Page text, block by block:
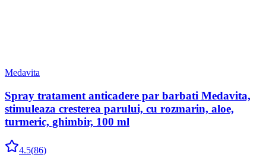
Medavita
Spray tratament anticadere par barbati Medavita,
stimuleaza cresterea parului, cu rozmarin, aloe,
turmeric, ghimbir, 100 ml
4.5(86)